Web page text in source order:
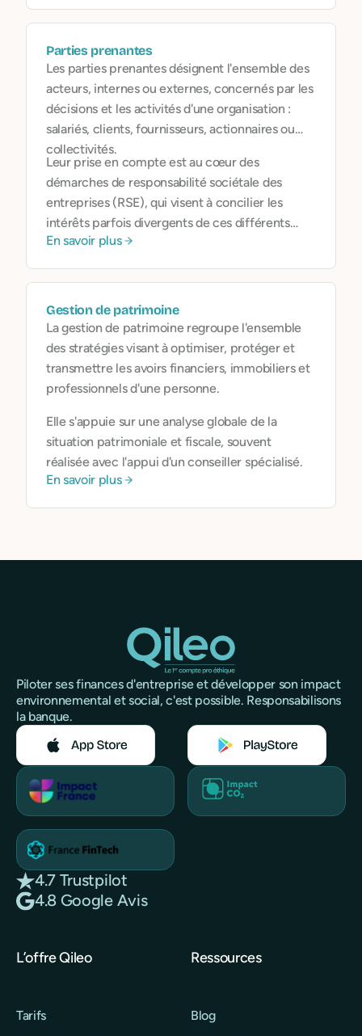
Parties prenantes
Les parties prenantes désignent l'ensemble des
acteurs, internes ou externes, concernés par les
décisions et les activités d'une organisation :
salariés, clients, fournisseurs, actionnaires ou
collectivités.
Leur prise en compte est au cœur des
démarches de responsabilité sociétale des
entreprises (RSE), qui visent à concilier les
intérêts parfois divergents de ces différents
publics.
En savoir plus
Gestion de patrimoine
La gestion de patrimoine regroupe l'ensemble
des stratégies visant à optimiser, protéger et
transmettre les avoirs financiers, immobiliers et
professionnels d'une personne.
Elle s'appuie sur une analyse globale de la
situation patrimoniale et fiscale, souvent
réalisée avec l'appui d'un conseiller spécialisé.
En savoir plus
Piloter ses finances d'entreprise et développer son impact
environnemental et social, c'est possible. Responsabilisons
la banque.
4.7 Trustpilot
4.8 Google Avis
L’offre Qileo
Tarifs
Ressources
Blog